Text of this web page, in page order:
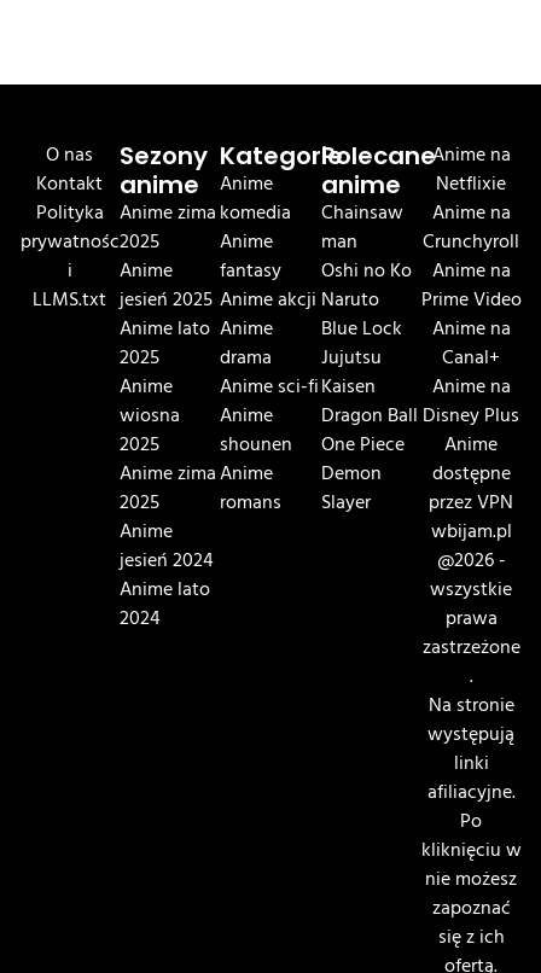
O nas
Kontakt
Polityka
prywatnośc
i
LLMS.txt
Sezony
anime
Anime zima
2025
Anime
jesień 2025
Anime lato
2025
Anime
wiosna
2025
Anime zima
2025
Anime
jesień 2024
Anime lato
2024
Kategorie
Anime
komedia
Anime
fantasy
Anime akcji
Anime
drama
Anime sci-fi
Anime
shounen
Anime
romans
Polecane
anime
Chainsaw
man
Oshi no Ko
Naruto
Blue Lock
Jujutsu
Kaisen
Dragon Ball
One Piece
Demon
Slayer
Anime na
Netflixie
Anime na
Crunchyroll
Anime na
Prime Video
Anime na
Canal+
Anime na
Disney Plus
Anime
dostępne
przez VPN
wbijam.pl
@2026 -
wszystkie
prawa
zastrzeżone
.
Na stronie
występują
linki
afiliacyjne.
Po
kliknięciu w
nie możesz
zapoznać
się z ich